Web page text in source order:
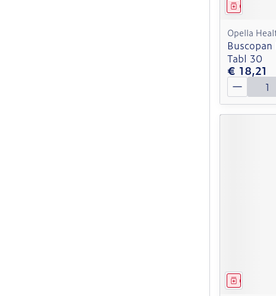
Opella
Tabl 30
€ 18,21
Aantal